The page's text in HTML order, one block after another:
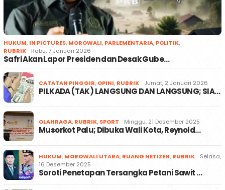
HUKUM, IN PICTURES, MOROWALI, PARLEMENTARIA, POLITIK,
RUBRIK
Rabu, 7 Januari 2026
Safri Akan Lapor Presiden dan Desak Gube…
CATATAN PINGGIR, OPINI, RUBRIK Jumat, 2 Januari 2026
PILKADA (TAK) LANGSUNG DAN LANGSUNG; SIA…
OLAHRAGA, RUBRIK, SPORT Minggu, 21 Desember 2025
Musorkot Palu; Dibuka Wali Kota, Reynold…
HUKUM, MOROWALI UTARA, RUANG NETIZEN, RUBRIK
Selasa,
16 Desember 2025
Soroti Penetapan Tersangka Petani Sawit …